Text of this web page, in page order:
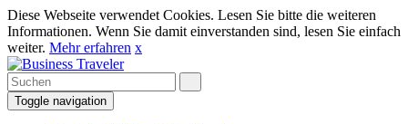
Diese Webseite verwendet Cookies. Lesen Sie bitte die weiteren
Informationen. Wenn Sie damit einverstanden sind, lesen Sie einfach
weiter. Mehr erfahren x
Toggle navigation